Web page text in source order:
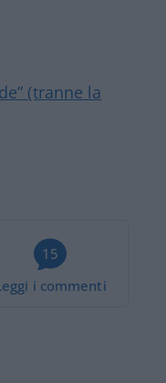
(tranne la
15
i commenti